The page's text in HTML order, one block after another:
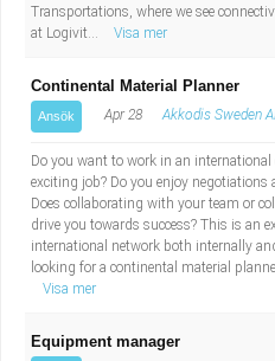
Transportations, where we see
at Logivit...
Visa mer
Continental Material Planner
Ansök Apr 28 Akkodis Sweden
Do you want to work in an
exciting job? Do you enjoy
Does collaborating with your team or
drive you towards success? This is an
international network both internally
looking for a continental material
Visa mer
Equipment manager